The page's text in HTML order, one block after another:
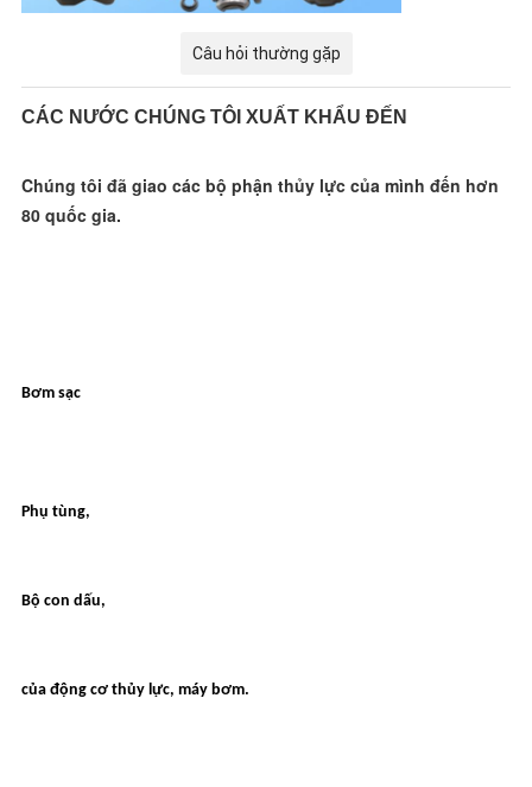
Câu hỏi thường gặp
CÁC NƯỚC CHÚNG TÔI XUẤT KHẨU ĐẾN
Chúng tôi đã giao các bộ phận thủy lực của mình đến hơn
80 quốc gia.
Bơm sạc
Phụ tùng,
Bộ con dấu,
của động cơ thủy lực, máy bơm.